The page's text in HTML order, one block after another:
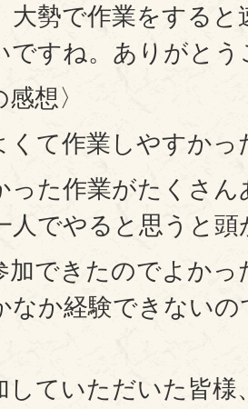
大勢で作業をする
ですね。ありがと
感想〉
くて作業しやすかっ
った作業がたくさ
人でやると思うと
加できたのでよか
なか経験できない
していただいた皆